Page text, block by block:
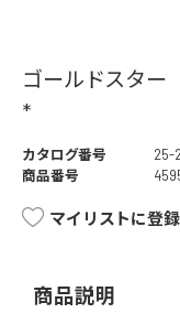
ゴールドスタ
*
カタログ番号
25-
商品番号
マイリストに登
商品説明